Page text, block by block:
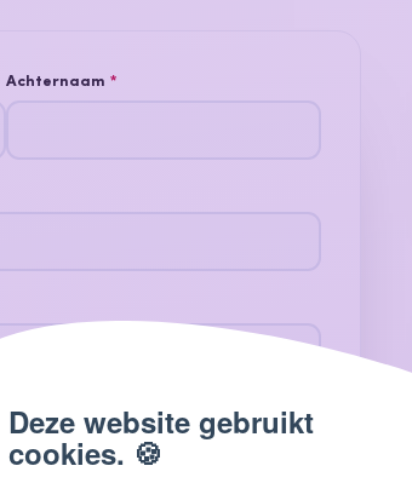
Achternaam *